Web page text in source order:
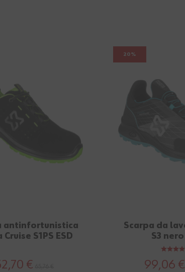
antinfortunistica
Cruise S1PS ESD
€
20%
Scarpa da
S3
99,06 €